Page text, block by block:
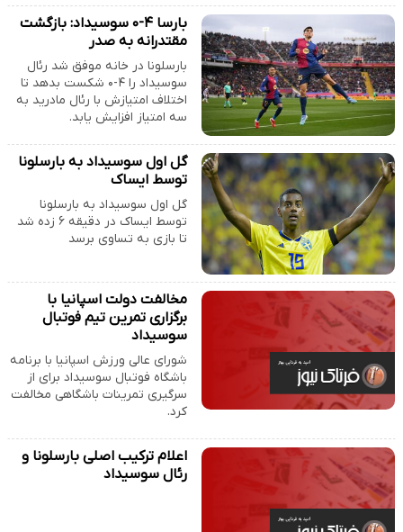
بارسا ۴-۰ سوسیداد: بازگشت
مقتدرانه به صدر
بارسلونا در خانه موفق شد رئال
سوسیداد را ۴-۰ شکست بدهد تا
‏اختلاف امتیازش با رئال مادرید به
سه امتیاز افزایش یابد. ‏
گل اول سوسیداد به بارسلونا
توسط ایساک
گل اول سوسیداد به بارسلونا
توسط ایساک در دقیقه ۶ زده شد
تا بازی به تساوی برسد
مخالفت دولت اسپانیا با
برگزاری تمرین تیم فوتبال
سوسیداد
شورای عالی ورزش اسپانیا با برنامه
باشگاه فوتبال سوسیداد برای از
سرگیری تمرینات باشگاهی مخالفت
کرد.
اعلام ترکیب اصلی بارسلونا و
رئال سوسیداد